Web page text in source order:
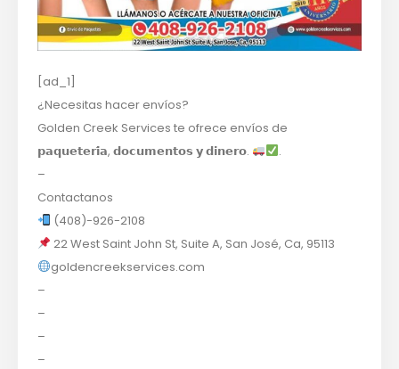
[ad_1]
¿Necesitas hacer envíos?
Golden Creek Services te ofrece envíos de
𝗽𝗮𝗾𝘂𝗲𝘁𝗲𝗿𝗶́𝗮, 𝗱𝗼𝗰𝘂𝗺𝗲𝗻𝘁𝗼𝘀 𝘆 𝗱𝗶𝗻𝗲𝗿𝗼.
.
–
Contactanos
(408)-926-2108
22 West Saint John St, Suite A, San José, Ca, 95113
goldencreekservices.com
–
–
–
–